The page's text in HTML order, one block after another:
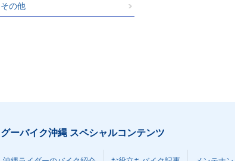
その他
グーバイク沖縄 スペシャルコンテンツ